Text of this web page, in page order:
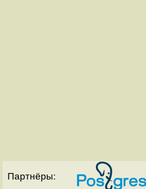
Партнёры: